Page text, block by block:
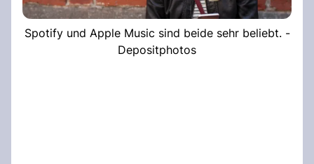
Spotify und Apple Music sind beide sehr beliebt. -
Depositphotos